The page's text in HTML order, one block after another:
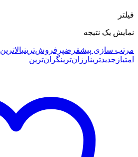
فیلتر
نمایش یک نتیجه
مرتب سازی پیشفرضپرفروش‌ترینبالاترین
امتیاز جدیدترینارزان‌ترینگران‌ترین